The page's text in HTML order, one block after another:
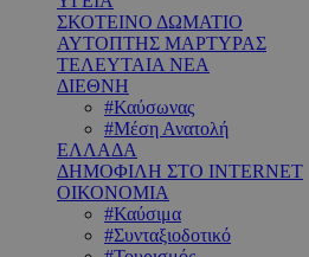
ΣΚΟΤΕΙΝΟ ΔΩΜΑΤΙΟ
ΑΥΤΟΠΤΗΣ ΜΑΡΤΥΡΑΣ
ΤΕΛΕΥΤΑΙΑ ΝΕΑ
ΔΙΕΘΝΗ
#Καύσωνας
#Μέση Ανατολή
ΕΛΛΑΔΑ
ΔΗΜΟΦΙΛΗ ΣΤΟ INTERNET
ΟΙΚΟΝΟΜΙΑ
#Καύσιμα
#Συνταξιοδοτικό